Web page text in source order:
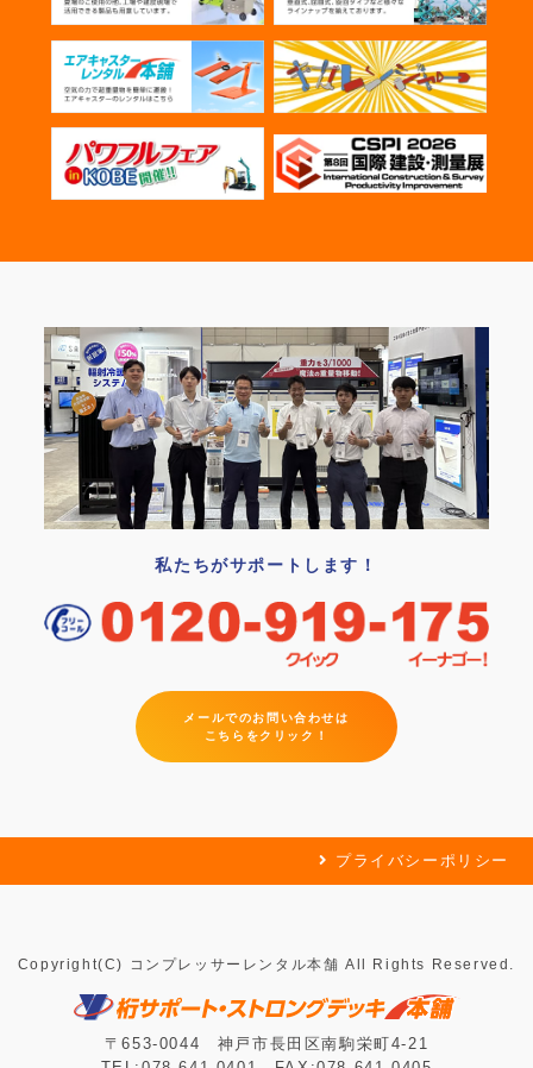
私たちがサポートします！
メールでのお問い合わせは
こちらをクリック！
プライバシーポリシー
Copyright(C) コンプレッサーレンタル本舗 All Rights Reserved.
〒653-0044 神戸市長田区南駒栄町4-21